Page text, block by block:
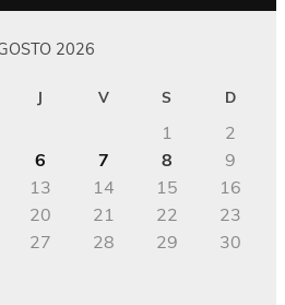
2026
J V S D
1
2
6 7 8
9
13 14 15
16
20 21 22
23
27 28 29
30